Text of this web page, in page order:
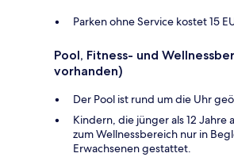
Parken ohne Service kostet 15
Pool, Fitness- und
vorhanden)
Der Pool ist rund um die Uhr
Kindern, die jünger als 12
zum Wellnessbereich nur in
Erwachsenen gestattet.